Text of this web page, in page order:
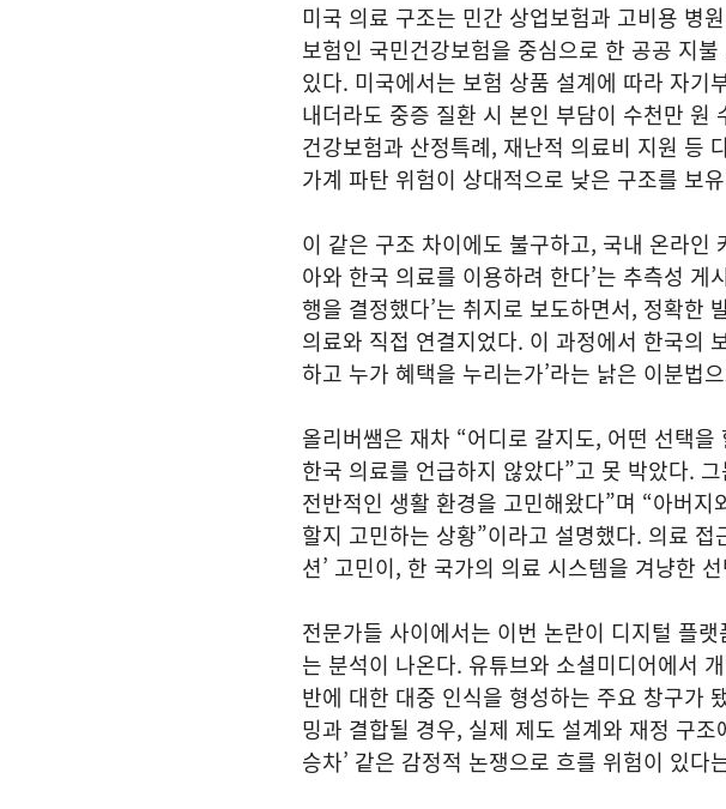
미국 의료 구조는 민간 상업보험과 고비용 병
보험인 국민건강보험을 중심으로 한 공공 지
있다. 미국에서는 보험 상품 설계에 따라 자기
내더라도 중증 질환 시 본인 부담이 수천만
건강보험과 산정특례, 재난적 의료비 지원 등
가계 파탄 위험이 상대적으로 낮은 구조를 보
이 같은 구조 차이에도 불구하고, 국내 온라인
아와 한국 의료를 이용하려 한다’는 추측성
행을 결정했다’는 취지로 보도하면서, 정확한
의료와 직접 연결지었다. 이 과정에서 한국의
하고 누가 혜택을 누리는가’라는 낡은 이분법
올리버쌤은 재차 “어디로 갈지도, 어떤 선택
한국 의료를 언급하지 않았다”고 못 박았다.
전반적인 생활 환경을 고민해왔다”며 “아버
할지 고민하는 상황”이라고 설명했다. 의료
션’ 고민이, 한 국가의 의료 시스템을 겨냥한
전문가들 사이에서는 이번 논란이 디지털 플
는 분석이 나온다. 유튜브와 소셜미디어에서
반에 대한 대중 인식을 형성하는 주요 창구가
밍과 결합될 경우, 실제 제도 설계와 재정 구
승차’ 같은 감정적 논쟁으로 흐를 위험이 있다